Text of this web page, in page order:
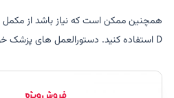
همچنین ممکن است که نیاز باشد از
D استفاده کنید. دستورالعمل های پزشک خود را به دقت دنبال کنید.